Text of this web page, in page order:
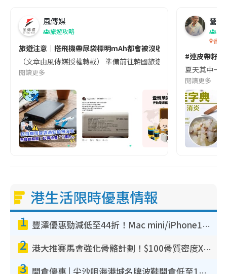
風傳媒
旅遊攻略
旅遊注意｜搭飛機帶尿袋標明mAh都會被沒收😱出發前切記檢查
（文章由風傳媒授權轉載） 準備前往韓國旅遊的民眾，近期要
閱讀更多
營養
香港
#連皮帶籽
夏天其中一
閱讀更多
港生活限時優惠情報
1 豐澤優惠勁減低至44折！Mac mini/iPhone17Pro大減價！廚房家電$220起
2 港大推賽馬會強化骨骼計劃！$100骨質密度X光檢查 完成免費運動訓練送超市禮券！附參加資格
3